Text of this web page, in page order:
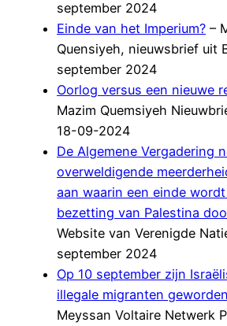
september 2024
Einde van het Imperium? –
Quensiyeh, nieuwsbrief uit
september 2024
Oorlog versus een nieuwe
Mazim Quemsiyeh
18-09-2024
De Algemene Vergadering
overweldigende
aan waarin een einde
bezetting van Palestina
Website van Verenigde
september 2024
Op 10 september zijn
illegale migranten geworden
Meyssan Voltaire Netwerk